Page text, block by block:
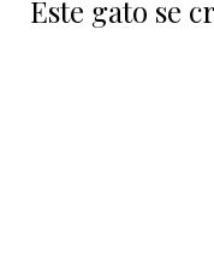
Este gato se